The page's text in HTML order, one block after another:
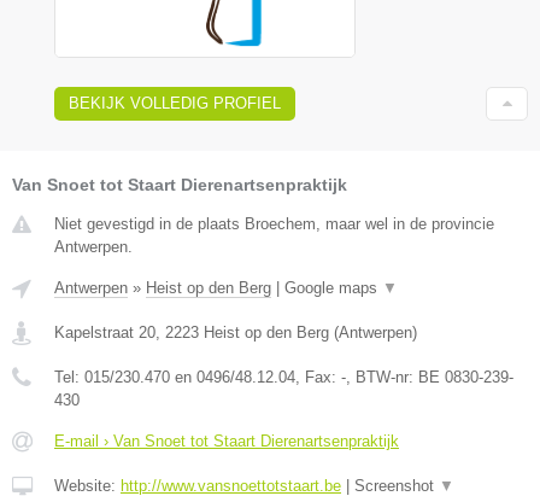
BEKIJK VOLLEDIG PROFIEL
Van Snoet tot Staart Dierenartsenpraktijk
Niet gevestigd in de plaats Broechem, maar wel in de provincie
Antwerpen.
Antwerpen » Heist op den Berg Google maps ▼
Kapelstraat 20 2223 Heist op den Berg (Antwerpen)
Tel: 015/230.470 en 0496/48.12.04 , Fax: - , BTW-nr: BE 0830-239-
430
E-mail › Van Snoet tot Staart Dierenartsenpraktijk
Website: http://www.vansnoettotstaart.be Screenshot ▼